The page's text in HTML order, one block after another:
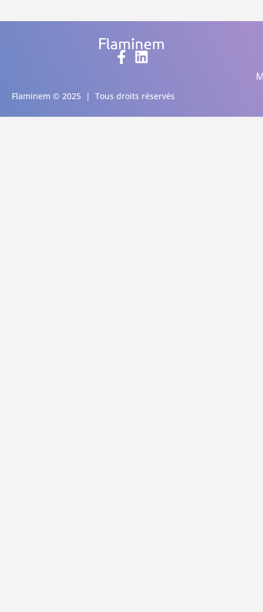
Flaminem © 2025 | Tous droits réservés